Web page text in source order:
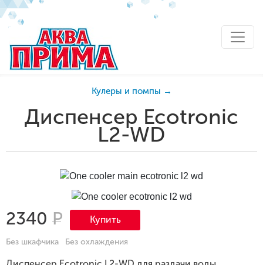
Кулеры и помпы →
Диспенсер Ecotronic
L2-WD
2340 Р Купить
Без шкафчика Без охлаждения